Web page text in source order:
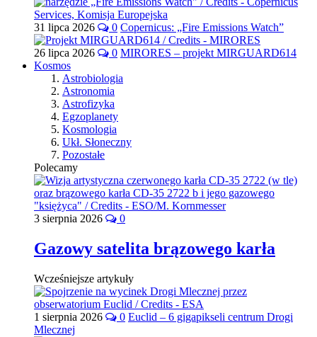
31 lipca 2026 0 Copernicus: „Fire Emissions Watch”
26 lipca 2026 0 MIRORES – projekt MIRGUARD614
Kosmos
Astrobiologia
Astronomia
Astrofizyka
Egzoplanety
Kosmologia
Ukł. Słoneczny
Pozostałe
Polecamy
3 sierpnia 2026 0
Gazowy satelita brązowego karła
Wcześniejsze artykuły
1 sierpnia 2026 0 Euclid – 6 gigapikseli centrum Drogi
Mlecznej